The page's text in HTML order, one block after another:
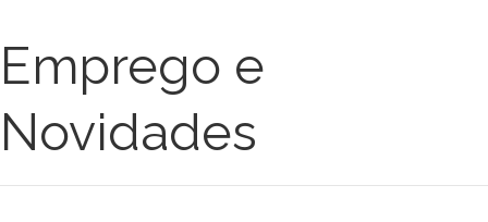
Emprego e
Novidades